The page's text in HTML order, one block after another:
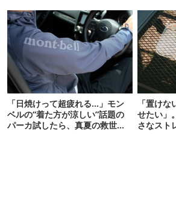
「日焼けって超疲れる…」モン
ベルの“着た方が涼しい”話題の
パーカ試したら、真夏の救世主
「置け
せたい」
さなスト